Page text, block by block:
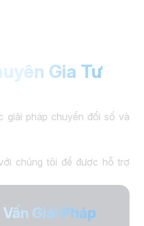
Gia Tư
giải pháp chuyển đổi số và
chúng tôi để được hỗ trợ
Giải Pháp